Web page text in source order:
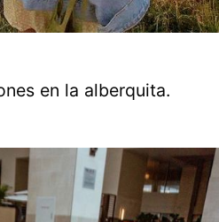
en la alberquita.